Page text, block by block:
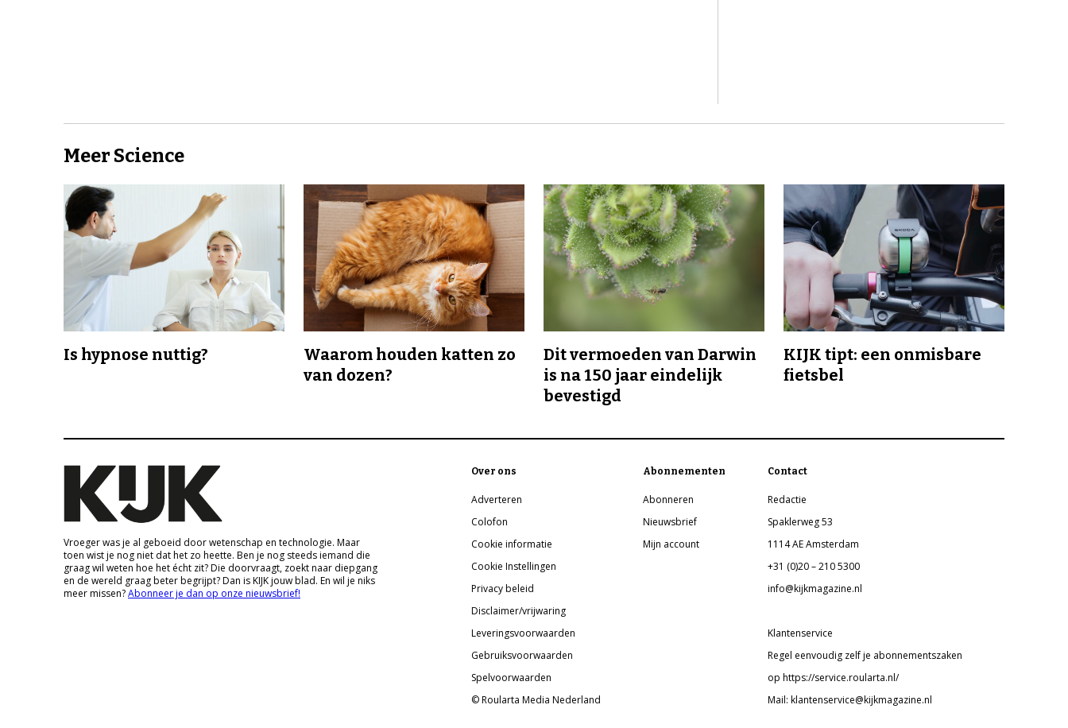
Meer Science
Is hypnose nuttig?
Waarom houden katten zo
van dozen?
Dit vermoeden van Darwin
is na 150 jaar eindelijk
bevestigd
KIJK tipt: een onmisbare
fietsbel
Vroeger was je al geboeid door wetenschap en technologie. Maar
toen wist je nog niet dat het zo heette. Ben je nog steeds iemand die
graag wil weten hoe het écht zit? Die doorvraagt, zoekt naar diepgang
en de wereld graag beter begrijpt? Dan is KIJK jouw blad. En wil je niks
meer missen?Abonneer je dan op onze nieuwsbrief!
Over ons
Adverteren
Colofon
Cookie informatie
Cookie Instellingen
Privacy beleid
Disclaimer/vrijwaring
Leveringsvoorwaarden
Gebruiksvoorwaarden
Spelvoorwaarden
© Roularta Media Nederland
Abonnementen
Abonneren
Nieuwsbrief
Mijn account
Contact
Redactie
Spaklerweg 53
1114 AE Amsterdam
+31 (0)20 – 210 5300
info@kijkmagazine.nl
Klantenservice
Regel eenvoudig zelf je abonnementszaken
op https://service.roularta.nl/
Mail: klantenservice@kijkmagazine.nl